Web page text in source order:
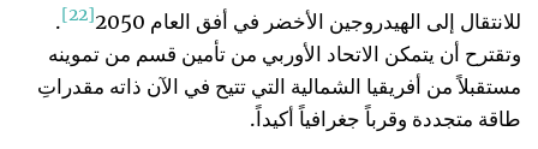
للانتقال إلى الهيدروجين الأخضر في أفق العام 2050
[22]
.
وتقترح أن يتمكن الاتحاد الأوربي من تأمين قسم من تموينه
مستقبلاً من أفريقيا الشمالية التي تتيح في الآن ذاته مقدراتِ
طاقة متجددة وقرباً جغرافياً أكيداً.